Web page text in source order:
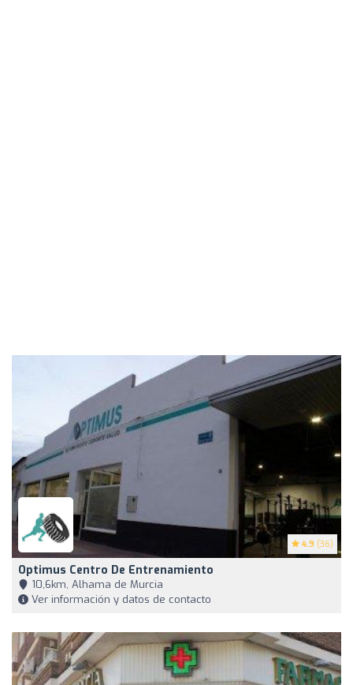
4.9 (36)
Optimus Centro De Entrenamiento
10,6km, Alhama de Murcia
Ver información y datos de contacto